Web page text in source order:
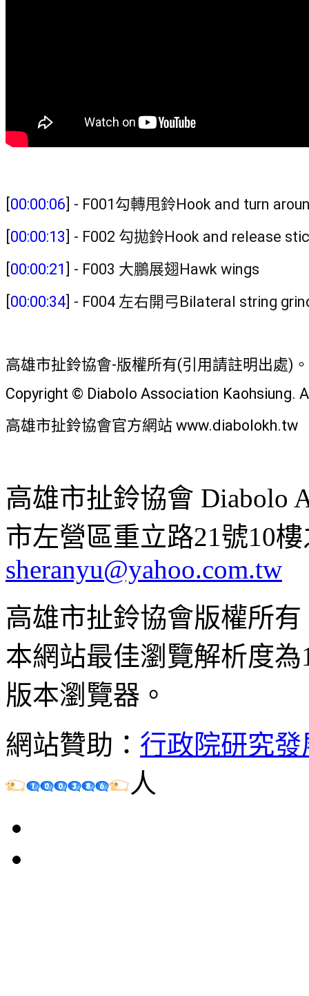
00:00:06 ] - F001勾轉甩鈴Hook and turn
00:00:13 ] - F002 勾拋鈴Hook and release
00:00:21
] - F003 大鵬展翅Hawk wings
00:00:34 ] - F004 左右開弓Bilateral string
高雄市扯鈴協會-版權所有(引用請註明出處)
Copyright © Diabolo Association Kaohsiung.
高雄市扯鈴協會官方網站 www.diabolokh.tw
高雄市扯鈴協會 Diabolo
市左營區重立路21號10
sheranyu@yahoo.com.tw
高雄市扯鈴協會版權所
本網站最佳瀏覽解析度
版本瀏覽器。
網站贊助： 行政院研究
人